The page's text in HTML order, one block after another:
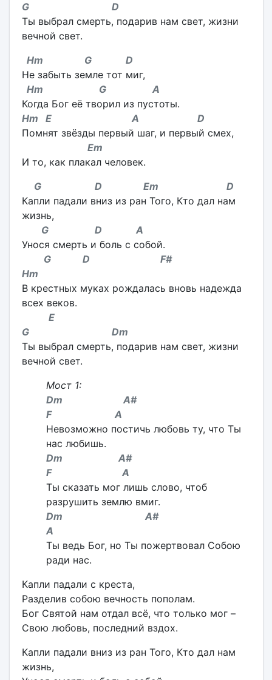
G D
Ты выбрал смерть, подарив нам свет, жизни
вечной свет.
Hm G D
Не забыть земле тот миг,
Hm G A
Когда Бог её творил из пустоты.
Hm E A D
Помнят звёзды первый шаг, и первый смех,
Em
И то, как плакал человек.
G D Em D
Капли падали вниз из ран Того, Кто дал нам
жизнь,
G D A
Унося смерть и боль с собой.
G D F#
Hm
В крестных муках рождалась вновь надежда
всех веков.
E
G Dm
Ты выбрал смерть, подарив нам свет, жизни
вечной свет.
Мост 1:
Dm A#
F A
Невозможно постичь любовь ту, что Ты
нас любишь.
Dm A#
F A
Ты сказать мог лишь слово, чтоб
разрушить землю вмиг.
Dm A#
A
Ты ведь Бог, но Ты пожертвовал Собою
ради нас.
Капли падали с креста,
Разделив собою вечность пополам.
Бог Святой нам отдал всё, что только мог –
Свою любовь, последний вздох.
Капли падали вниз из ран Того, Кто дал нам
жизнь,